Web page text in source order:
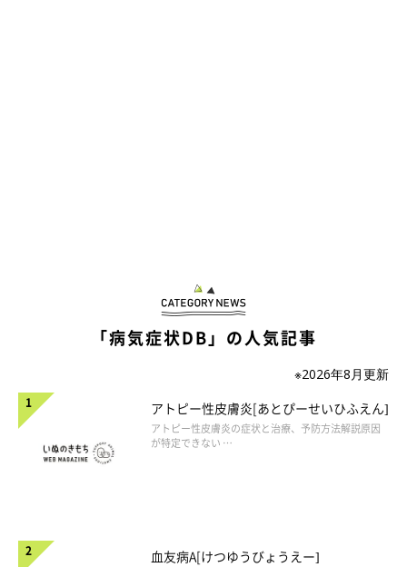
「病気症状DB」の人気記事
※2026年8月更新
アトピー性皮膚炎[あとぴーせいひふえん]
アトピー性皮膚炎の症状と治療、予防方法解説原因
が特定できない …
血友病A[けつゆうびょうえー]